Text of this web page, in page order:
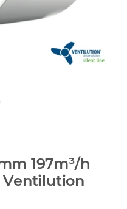
197m³/h
Ventilution